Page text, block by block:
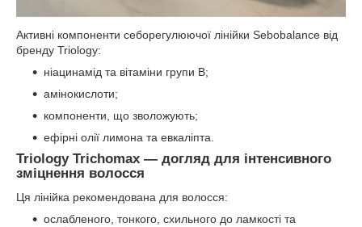
Активні компоненти себорегулюючої лінійки Sebobalance від
бренду Triology:
ніацинамід та вітаміни групи В;
амінокислоти;
компоненти, що зволожують;
ефірні олії лимона та евкаліпта.
Triology Trichomax — догляд для інтенсивного
зміцнення волосся
Ця лінійка рекомендована для волосся:
ослабленого, тонкого, схильного до ламкості та